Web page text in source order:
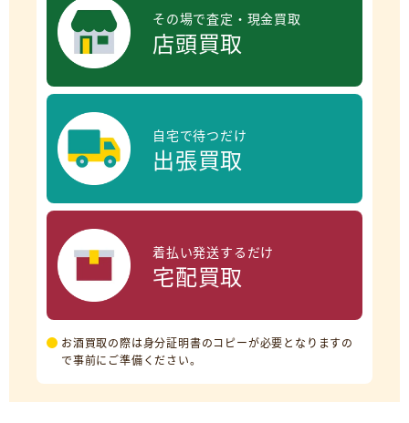
その場で査定・現金買取
店頭買取
自宅で待つだけ
出張買取
着払い発送するだけ
宅配買取
お酒買取の際は身分証明書のコピーが必要となりますの
で事前にご準備ください。